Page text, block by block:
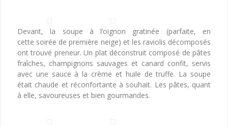
Devant, la soupe à l’oignon gratinée (parfaite, en
cette soirée de première neige) et les raviolis décomposés
ont trouvé preneur. Un plat déconstruit composé de pâtes
fraîches, champignons sauvages et canard confit, servis
avec une sauce à la crème et huile de truffe. La soupe
était chaude et réconfortante à souhait. Les pâtes, quant
à elle, savoureuses et bien gourmandes.